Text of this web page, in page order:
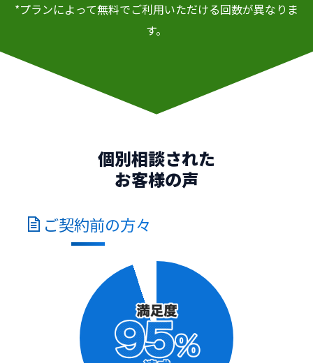
*プランによって無料でご利用いただける回数が異なりま
す。
個別相談された
お客様の声
ご契約前の方々